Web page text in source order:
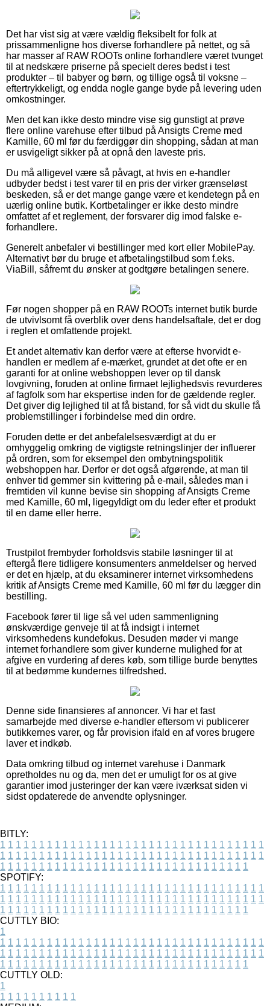
Det har vist sig at være vældig fleksibelt for folk at
prissammenligne hos diverse forhandlere på nettet, og så
har masser af RAW ROOTs online forhandlere været tvunget
til at nedskære priserne på specielt deres bedst i test
produkter – til babyer og børn, og tillige også til voksne –
eftertrykkeligt, og endda nogle gange byde på levering uden
omkostninger.
Men det kan ikke desto mindre vise sig gunstigt at prøve
flere online varehuse efter tilbud på Ansigts Creme med
Kamille, 60 ml før du færdiggør din shopping, sådan at man
er usvigeligt sikker på at opnå den laveste pris.
Du må alligevel være så påvagt, at hvis en e-handler
udbyder bedst i test varer til en pris der virker grænseløst
beskeden, så er det mange gange være et kendetegn på en
uærlig online butik. Kortbetalinger er ikke desto mindre
omfattet af et reglement, der forsvarer dig imod falske e-
forhandlere.
Generelt anbefaler vi bestillinger med kort eller MobilePay.
Alternativt bør du bruge et afbetalingstilbud som f.eks.
ViaBill, såfremt du ønsker at godtgøre betalingen senere.
Før nogen shopper på en RAW ROOTs internet butik burde
de utvivlsomt få overblik over dens handelsaftale, det er dog
i reglen et omfattende projekt.
Et andet alternativ kan derfor være at efterse hvorvidt e-
handlen er medlem af e-mærket, grundet at det ofte er en
garanti for at online webshoppen lever op til dansk
lovgivning, foruden at online firmaet lejlighedsvis revurderes
af fagfolk som har ekspertise inden for de gældende regler.
Det giver dig lejlighed til at få bistand, for så vidt du skulle få
problemstillinger i forbindelse med din ordre.
Foruden dette er det anbefalelsesværdigt at du er
omhyggelig omkring de vigtigste retningslinjer der influerer
på ordren, som for eksempel den ombytningspolitik
webshoppen har. Derfor er det også afgørende, at man til
enhver tid gemmer sin kvittering på e-mail, således man i
fremtiden vil kunne bevise sin shopping af Ansigts Creme
med Kamille, 60 ml, ligegyldigt om du leder efter et produkt
til en dame eller herre.
Trustpilot frembyder forholdsvis stabile løsninger til at
eftergå flere tidligere konsumenters anmeldelser og herved
er det en hjælp, at du eksaminerer internet virksomhedens
kritik af Ansigts Creme med Kamille, 60 ml før du lægger din
bestilling.
Facebook fører til lige så vel uden sammenligning
ønskværdige genveje til at få indsigt i internet
virksomhedens kundefokus. Desuden møder vi mange
internet forhandlere som giver kunderne mulighed for at
afgive en vurdering af deres køb, som tillige burde benyttes
til at bedømme kundernes tilfredshed.
Denne side finansieres af annoncer. Vi har et fast
samarbejde med diverse e-handler eftersom vi publicerer
butikkernes varer, og får provision ifald en af vores brugere
laver et indkøb.
Data omkring tilbud og internet varehuse i Danmark
opretholdes nu og da, men det er umuligt for os at give
garantier imod justeringer der kan være iværksat siden vi
sidst opdaterede de anvendte oplysninger.
BITLY:
1 1 1 1 1 1 1 1 1 1 1 1 1 1 1 1 1 1 1 1 1 1 1 1 1 1 1 1 1 1 1 1 1 1
1 1 1 1 1 1 1 1 1 1 1 1 1 1 1 1 1 1 1 1 1 1 1 1 1 1 1 1 1 1 1 1 1 1
1 1 1 1 1 1 1 1 1 1 1 1 1 1 1 1 1 1 1 1 1 1 1 1 1 1 1 1 1 1 1 1
SPOTIFY:
1 1 1 1 1 1 1 1 1 1 1 1 1 1 1 1 1 1 1 1 1 1 1 1 1 1 1 1 1 1 1 1 1 1
1 1 1 1 1 1 1 1 1 1 1 1 1 1 1 1 1 1 1 1 1 1 1 1 1 1 1 1 1 1 1 1 1 1
1 1 1 1 1 1 1 1 1 1 1 1 1 1 1 1 1 1 1 1 1 1 1 1 1 1 1 1 1 1 1 1
CUTTLY BIO:
1
1 1 1 1 1 1 1 1 1 1 1 1 1 1 1 1 1 1 1 1 1 1 1 1 1 1 1 1 1 1 1 1 1 1
1 1 1 1 1 1 1 1 1 1 1 1 1 1 1 1 1 1 1 1 1 1 1 1 1 1 1 1 1 1 1 1 1 1
1 1 1 1 1 1 1 1 1 1 1 1 1 1 1 1 1 1 1 1 1 1 1 1 1 1 1 1 1 1 1 1
CUTTLY OLD:
1
1 1 1 1 1 1 1 1 1 1